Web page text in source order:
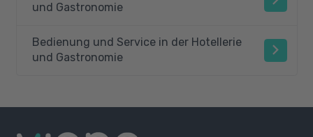
und Gastronomie
Bedienung und Service in der Hotellerie
und Gastronomie